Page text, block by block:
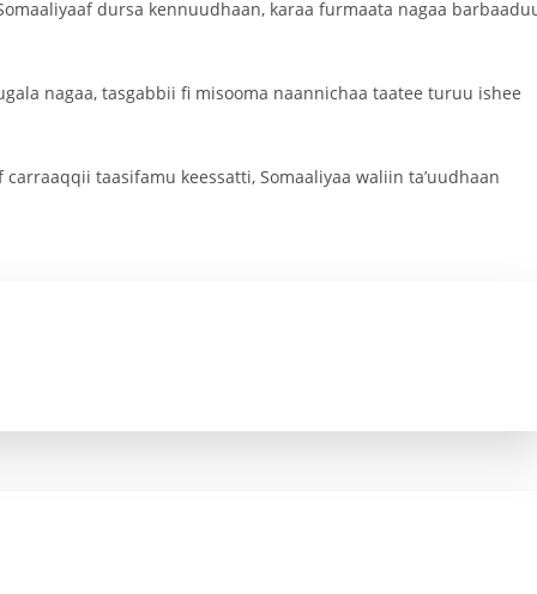
dursa kennuudhaan, karaa furmaata nagaa
nagaa, tasgabbii fi misooma naannichaa taatee turuu ishee
taasifamu keessatti, Somaaliyaa waliin ta’uudhaan